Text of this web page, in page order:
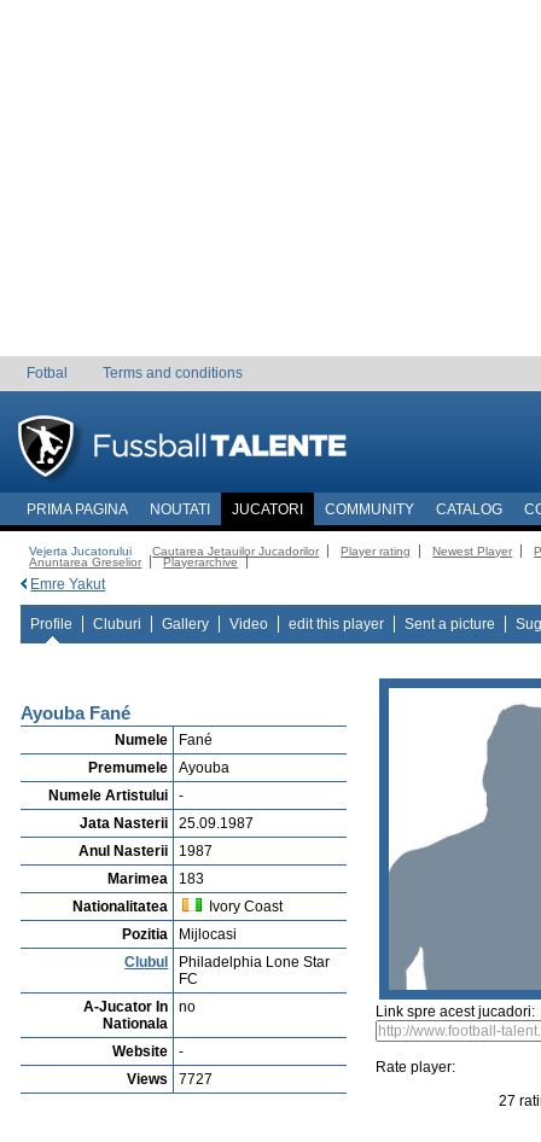
Fotbal Terms and conditions
PRIMA PAGINA NOUTATI JUCATORI COMMUNITY CATALOG
Vejerta Jucatorului Cautarea Jetauilor Jucadorilor Player rating Newest Player
Anuntarea Greselior
Playerarchive
Emre Yakut
Profile Cluburi Gallery Video edit this player Sent a picture
Ayouba Fané
Numele
Fané
Premumele
Ayouba
Numele Artistului
-
Jata Nasterii
25.09.1987
Anul Nasterii
1987
Marimea
183
Nationalitatea
Ivory Coast
Pozitia
Mijlocasi
Clubul
Philadelphia Lone Star
FC
A-Jucator In
Nationala
no
Website
-
Views
7727
Link spre acest jucadori:
Rate player:
27